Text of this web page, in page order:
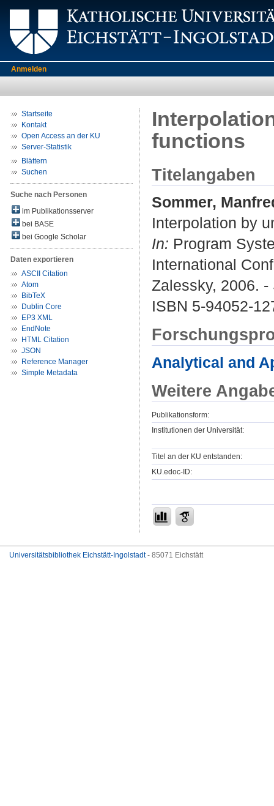
Anmelden
Startseite
Kontakt
Open Access an der KU
Server-Statistik
Blättern
Suchen
Suche nach Personen
im Publikationsserver
bei BASE
bei Google Scholar
Daten exportieren
ASCII Citation
Atom
BibTeX
Dublin Core
EP3 XML
EndNote
HTML Citation
JSON
Reference Manager
Simple Metadata
functions
Titelangaben
Sommer,
Interpolation by
In: Program
International
Zalessky, 2006. -
ISBN 5-94052-
Analytical and
Weitere
Publikationsform:
Institutionen der Universität:
Titel an der KU entstanden:
KU.edoc-ID:
Universitätsbibliothek Eichstätt-Ingolstadt- 85071 Eichstätt